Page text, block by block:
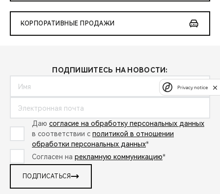
КОРПОРАТИВНЫЕ ПРОДАЖИ
ПОДПИШИТЕСЬ НА НОВОСТИ:
Даю согласие на обработку персональных данных
в соответствии с политикой в отношении
обработки персональных данных*
Согласен на рекламную коммуникацию*
ПОДПИСАТЬСЯ
Privacy notice